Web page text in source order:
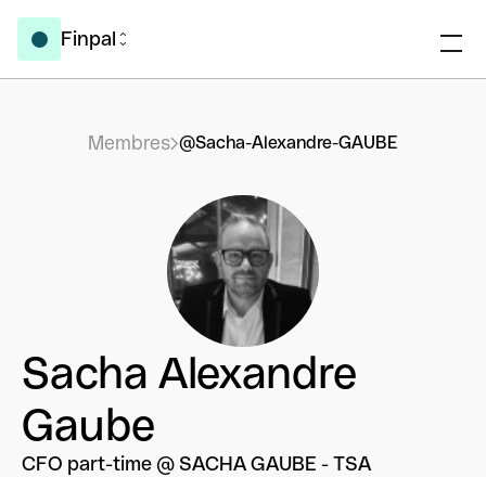
Finpal
Membres @Sacha-Alexandre-GAUBE
Sacha Alexandre
Gaube
CFO part-time @ SACHA GAUBE - TSA